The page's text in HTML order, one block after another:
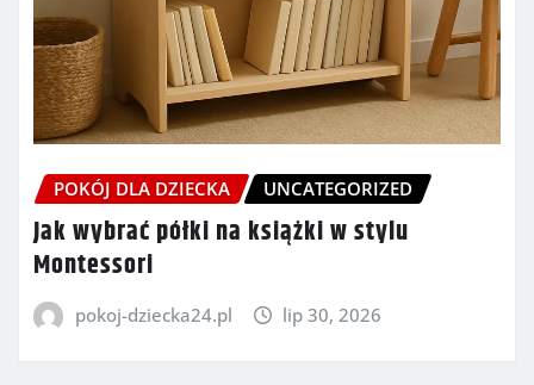
POKÓJ DLA DZIECKA UNCATEGORIZED
Jak wybrać półki na książki w stylu
Montessori
pokoj-dziecka24.pl lip 30, 2026